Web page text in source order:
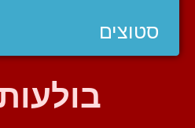
סטוצים